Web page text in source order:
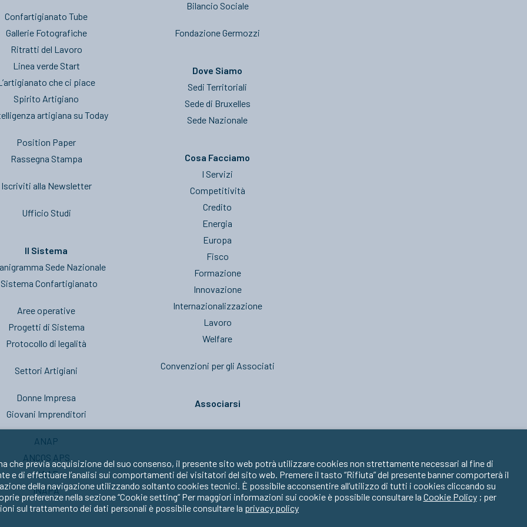
Confartigianato Tube
Gallerie Fotografiche
Ritratti del Lavoro
Linea verde Start
che ci piace
Spirito Artigiano
artigiana su Today
Position Paper
Rassegna Stampa
Iscriviti alla Newsletter
Ufficio Studi
Il Sistema
Sede Nazionale
Confartigianato
Aree operative
Progetti di Sistema
Protocollo di legalità
Settori Artigiani
Donne Impresa
Giovani Imprenditori
ANAP
ANCOS APS
CAAF
INAPA
Bilancio Sociale
Fondazione Germozzi
Dove Siamo
Sedi Territoriali
Sede di Bruxelles
Sede Nazionale
Cosa Facciamo
I Servizi
Competitività
Credito
Energia
Europa
Fisco
Formazione
Innovazione
Internazionalizzazione
Lavoro
Welfare
Convenzioni per gli Associati
Associarsi
che previa acquisizione del suo consenso, il presente sito web potrà utilizzare cookies non strettamente necessari al fine di
e di effettuare l’analisi sui comportamenti dei visitatori del sito web. Premere il tasto “Rifiuta” del presente banner comporterà il
della navigazione utilizzando soltanto cookies tecnici. È possibile acconsentire all’utilizzo di tutti i cookies cliccando su
preferenze nella sezione “Cookie setting” Per maggiori informazioni sui cookie è possibile consultare la Cookie Policy; per
sul trattamento dei dati personali è possibile consultare la privacy policy